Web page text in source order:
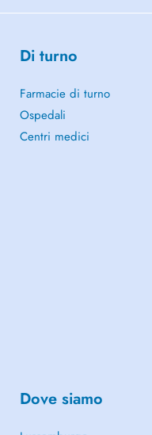
Di turno
Farmacie di turno
Ospedali
Centri medici
Dove siamo